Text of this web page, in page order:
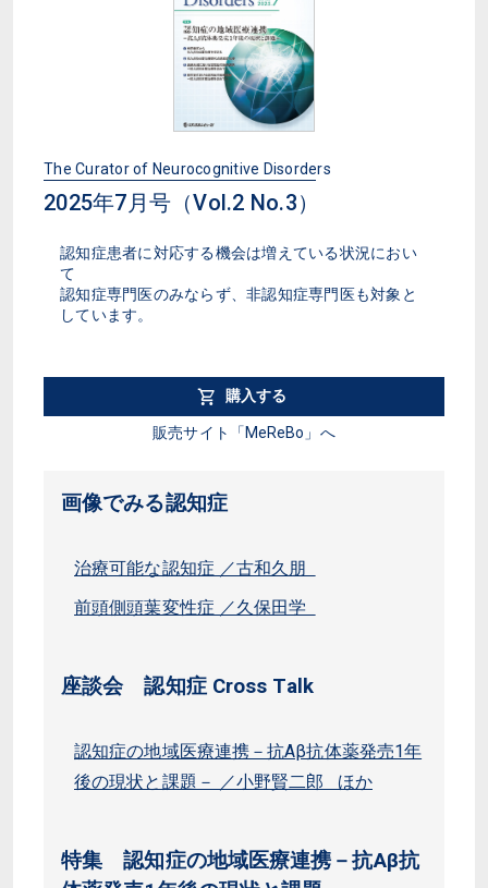
The Curator of Neurocognitive Disorders
2025年7月号（Vol.2 No.3）
認知症患者に対応する機会は増えている状況におい
て
認知症専門医のみならず、非認知症専門医も対象と
しています。
購入する
販売サイト「MeReBo」へ
画像でみる認知症
治療可能な認知症 ／古和久朋
前頭側頭葉変性症 ／久保田学
座談会 認知症 Cross Talk
認知症の地域医療連携－抗Aβ抗体薬発売1年
後の現状と課題－ ／小野賢二郎 ほか
特集 認知症の地域医療連携－抗Aβ抗